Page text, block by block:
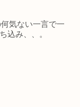
気ない一言で一
込み、、。